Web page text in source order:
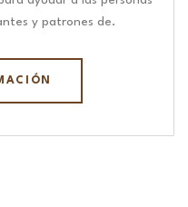
y patrones de.